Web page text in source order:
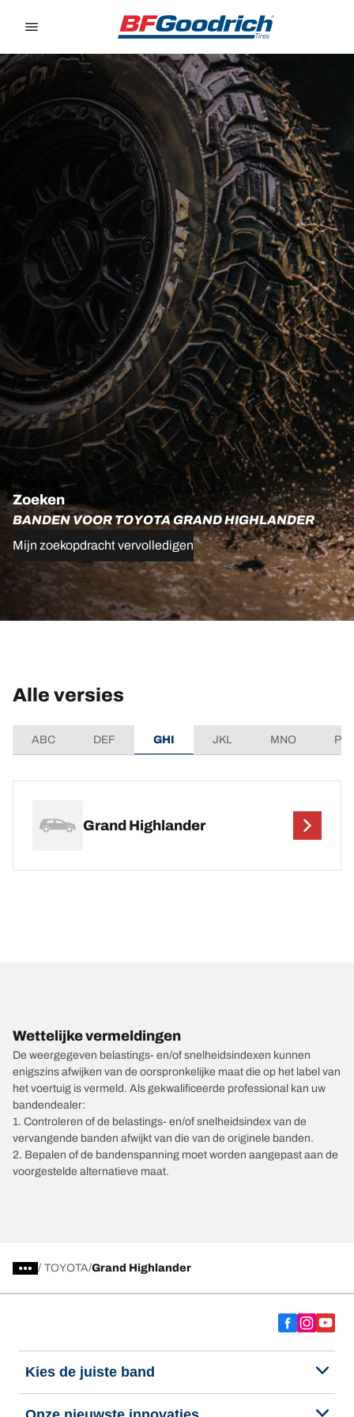
Zoeken
BANDEN VOOR TOYOTA GRAND HIGHLANDER
Mijn zoekopdracht vervolledigen
Alle versies
ABC DEF GHI JKL MNO
Grand Highlander
Wettelijke vermeldingen
De weergegeven belastings- en/of snelheidsindexen kunnen
enigszins afwijken van de oorspronkelijke maat die op het label van
het voertuig is vermeld. Als gekwalificeerde professional kan uw
bandendealer:
1. Controleren of de belastings- en/of snelheidsindex van de
vervangende banden afwijkt van die van de originele banden.
2. Bepalen of de bandenspanning moet worden aangepast aan de
voorgestelde alternatieve maat.
/ TOYOTA Grand Highlander
Kies de juiste band